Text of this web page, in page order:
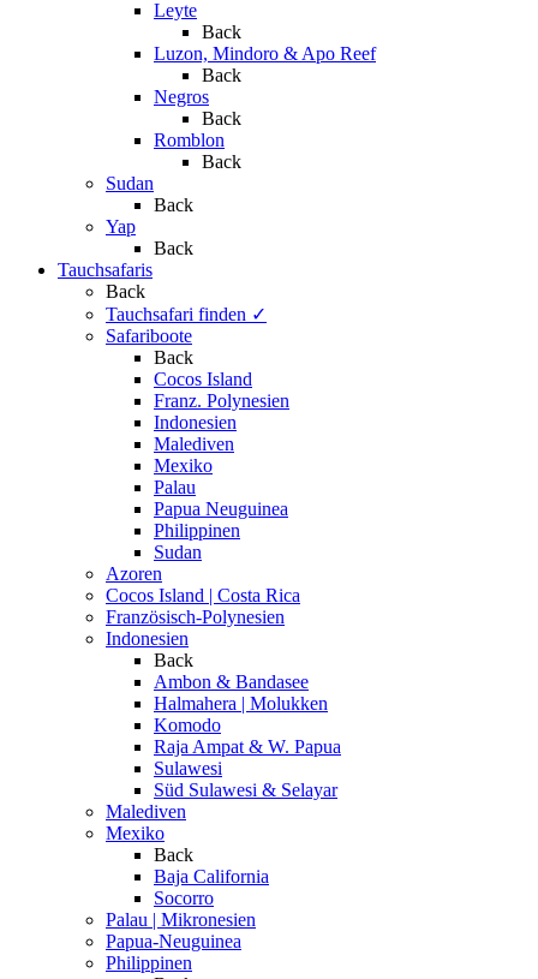
Leyte
Back
Luzon, Mindoro & Apo Reef
Back
Negros
Back
Romblon
Back
Sudan
Back
Yap
Back
Tauchsafaris
Back
Tauchsafari finden ✓
Safariboote
Back
Cocos Island
Franz. Polynesien
Indonesien
Malediven
Mexiko
Palau
Papua Neuguinea
Philippinen
Sudan
Azoren
Cocos Island | Costa Rica
Französisch-Polynesien
Indonesien
Back
Ambon & Bandasee
Halmahera | Molukken
Komodo
Raja Ampat & W. Papua
Sulawesi
Süd Sulawesi & Selayar
Malediven
Mexiko
Back
Baja California
Socorro
Palau | Mikronesien
Papua-Neuguinea
Philippinen